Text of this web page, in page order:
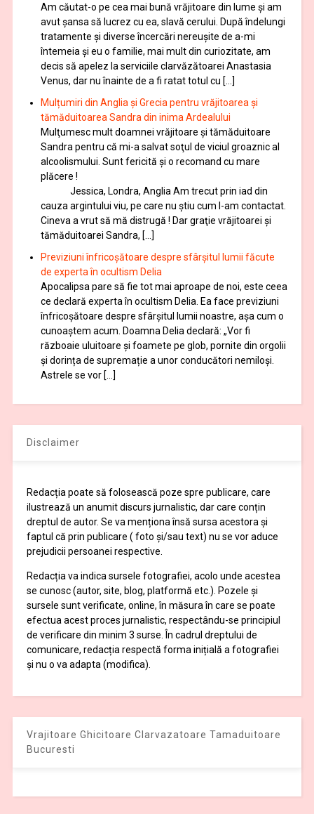
Am căutat-o pe cea mai bună vrăjitoare din lume și am
avut șansa să lucrez cu ea, slavă cerului. După îndelungi
tratamente şi diverse încercări nereușite de a-mi
întemeia şi eu o familie, mai mult din curiozitate, am
decis să apelez la serviciile clarvăzătoarei Anastasia
Venus, dar nu înainte de a fi ratat totul cu […]
Mulțumiri din Anglia și Grecia pentru vrăjitoarea și
tămăduitoarea Sandra din inima Ardealului
Mulţumesc mult doamnei vrăjitoare și tămăduitoare
Sandra pentru că mi-a salvat soţul de viciul groaznic al
alcoolismului. Sunt fericită și o recomand cu mare
plăcere !
Jessica, Londra, Anglia Am trecut prin iad din
cauza argintului viu, pe care nu știu cum l-am contactat.
Cineva a vrut să mă distrugă ! Dar graţie vrăjitoarei și
tămăduitoarei Sandra, […]
Previziuni înfricoșătoare despre sfârșitul lumii făcute
de experta în ocultism Delia
Apocalipsa pare să fie tot mai aproape de noi, este ceea
ce declară experta în ocultism Delia. Ea face previziuni
înfricoșătoare despre sfârșitul lumii noastre, așa cum o
cunoaștem acum. Doamna Delia declară: „Vor fi
războaie uluitoare și foamete pe glob, pornite din orgolii
și dorința de supremație a unor conducători nemiloși.
Astrele se vor […]
Disclaimer
Redacția poate să folosească poze spre publicare, care
ilustrează un anumit discurs jurnalistic, dar care conțin
dreptul de autor. Se va menționa însă sursa acestora și
faptul că prin publicare ( foto și/sau text) nu se vor aduce
prejudicii persoanei respective.
Redacția va indica sursele fotografiei, acolo unde acestea
se cunosc (autor, site, blog, platformă etc.). Pozele și
sursele sunt verificate, online, în măsura în care se poate
efectua acest proces jurnalistic, respectându-se principiul
de verificare din minim 3 surse. În cadrul dreptului de
comunicare, redacția respectă forma inițială a fotografiei
și nu o va adapta (modifica).
Vrajitoare Ghicitoare Clarvazatoare Tamaduitoare
Bucuresti